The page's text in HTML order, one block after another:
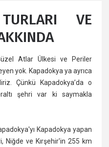
VE
Atlar Ülkesi ve Periler
yok. Kapadokya ya ayrıca
Çünkü Kapadokya’da o
şehri var ki saymakla
Kapadokya yapan
Niğde ve Kırşehir'in 255 km